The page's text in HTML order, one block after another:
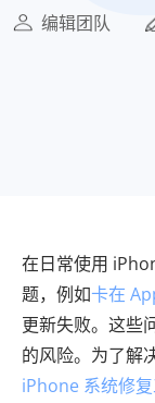
编辑团队
在日常使用
题，例如卡在
更新失败。这些
的风险。为了解
iPhone 系统修